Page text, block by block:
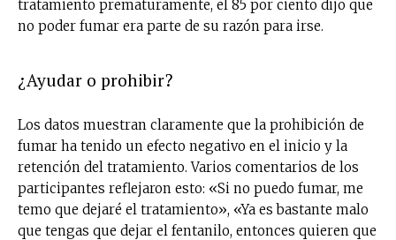
tratamiento prematuramente, el 85 por ciento dijo que
no poder fumar era parte de su razón para irse.
¿Ayudar o prohibir?
Los datos muestran claramente que la prohibición de
fumar ha tenido un efecto negativo en el inicio y la
retención del tratamiento. Varios comentarios de los
participantes reflejaron esto: «Si no puedo fumar, me
temo que dejaré el tratamiento», «Ya es bastante malo
que tengas que dejar el fentanilo, entonces quieren que